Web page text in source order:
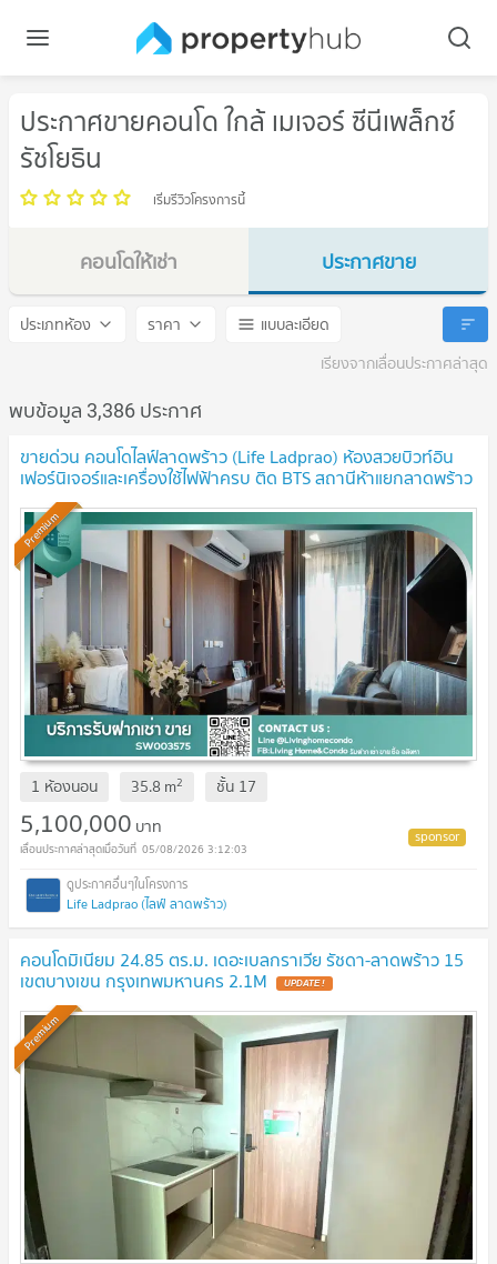
ประกาศขายคอนโด ใกล้ เมเจอร์ ซีนีเพล็กซ์
รัชโยธิน
เริ่มรีวิวโครงการนี้
คอนโดให้เช่า
เมเจอร์ ซีนีเพล็กซ์ รัชโยธิน
ประกาศขาย
เมเจอร์ ซีนีเพล็กซ์ รัชโยธิน
ประเภทห้อง ราคา
แบบละเอียด
เรียงจากเลื่อนประกาศล่าสุด
พบข้อมูล 3,386 ประกาศ
ขายด่วน คอนโดไลฟ์ลาดพร้าว (Life Ladprao) ห้องสวยบิวท์อิน
เฟอร์นิเจอร์และเครื่องใช้ไฟฟ้าครบ ติด BTS สถานีห้าแยกลาดพร้าว
-SW003575
Premium
1 ห้องนอน 35.8m2 ชั้น 17
5,100,000 บาท
05/08/2026 3:12:03
Life Ladprao (ไลฟ์ ลาดพร้าว)
คอนโดมิเนียม 24.85 ตร.ม. เดอะเบลกราเวีย รัชดา-ลาดพร้าว 15
เขตบางเขน กรุงเทพมหานคร 2.1M
Premium